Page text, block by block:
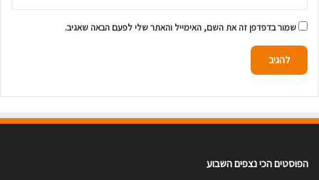
שמור בדפדפן זה את השם, האימייל והאתר שלי לפעם הבאה שאגיב.
הפוסטים הכי נצפים השבוע